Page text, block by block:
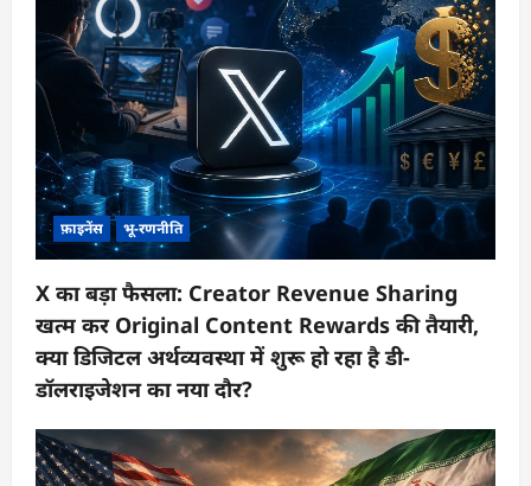
फ़ाइनेंस भू-रणनीति
X का बड़ा फैसला: Creator Revenue Sharing
खत्म कर Original Content Rewards की तैयारी,
क्या डिजिटल अर्थव्यवस्था में शुरू हो रहा है डी-
डॉलराइजेशन का नया दौर?